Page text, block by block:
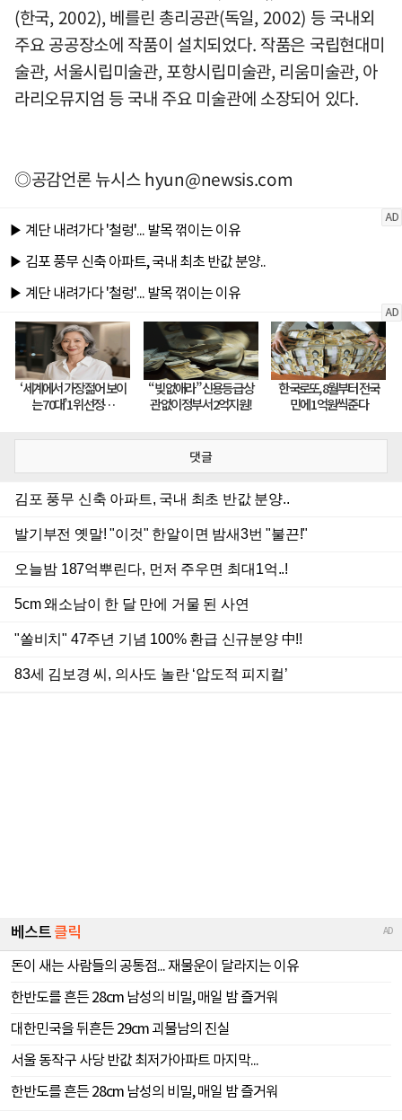
(한국, 2002), 베를린 총리공관(독일, 2002) 등 국내외
주요 공공장소에 작품이 설치되었다. 작품은 국립현대미
술관, 서울시립미술관, 포항시립미술관, 리움미술관, 아
라리오뮤지엄 등 국내 주요 미술관에 소장되어 있다.
◎공감언론 뉴시스hyun@newsis.com
댓글